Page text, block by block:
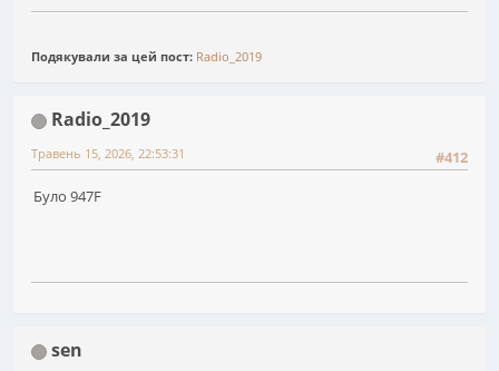
Подякували за цей пост: Radio_2019
Radio_2019
#412
Травень 15, 2026, 22:53:31
Було 947F
sen